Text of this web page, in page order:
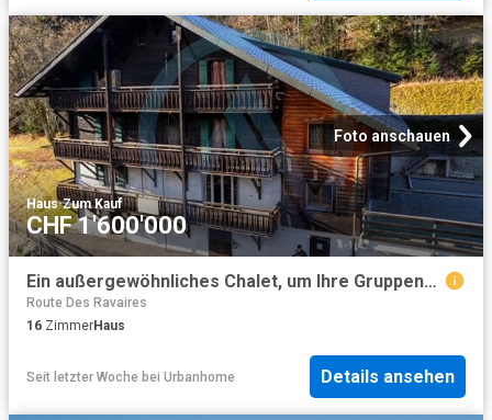
Foto anschauen
Haus·Zum Kauf
CHF 1'600'000
Ein außergewöhnliches Chalet, um Ihre Gruppenprojekte im Portes du Soleil zum Leben zu erwecken
Route Des Ravaires
16 ZimmerHaus
Seit letzter Woche bei Urbanhome Details ansehen